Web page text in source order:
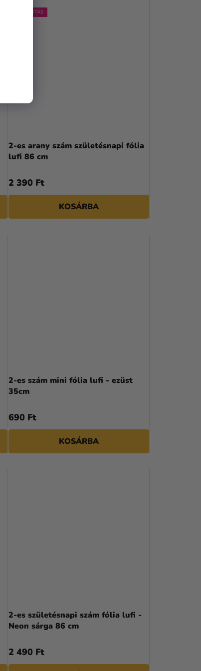
KIÁRUSÍTÁS
2-es arany szám születésnapi fólia
lufi 86 cm
2 390 Ft
KOSÁRBA
2-es szám mini fólia lufi - ezüst
35cm
690 Ft
KOSÁRBA
2-es születésnapi szám fólia lufi -
Neon sárga 86 cm
2 490 Ft